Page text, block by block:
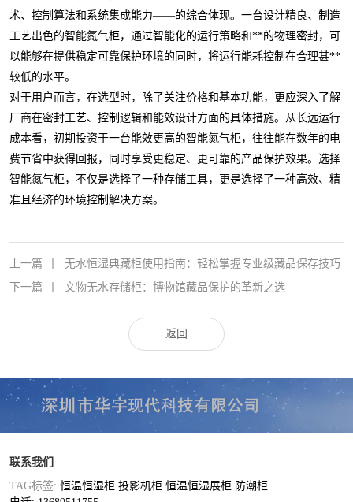
术、控制算法和系统集成能力——的综合体现。一台设计精良、制造
工艺出色的智能氮气柜，通过智能化的运行策略和**的物理密封，可
以能够在提供稳定可靠保护环境的同时，将运行能耗控制在合理甚**
较低的水平。
对于用户而言，在选型时，除了关注价格和基本功能，更应深入了解
厂商在密封工艺、控制逻辑和能效设计方面的具体措施。从长远运行
成本看，初期投资于一台能效更高的智能氮气柜，往往能在数年的电
费节省中获得回报，同时享受更稳定、更可靠的产品保护效果。选择
智能氮气柜，不仅是选择了一种存储工具，更是选择了一种高效、精
准且经济的环境控制解决方案。
上一篇
无水恒湿典藏柜使用指南：轻松掌握专业级藏品保存技巧
下一篇
文物无水存储柜：博物馆藏品保护的革新之选
返回
联系我们
TAG标签: 恒温恒湿柜 投影机柜 恒温恒湿展柜 防潮柜